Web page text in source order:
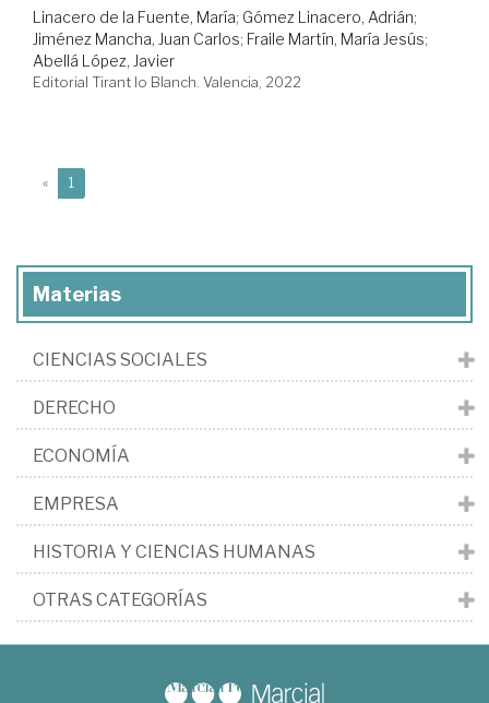
Linacero de la Fuente, María; Gómez Linacero, Adrián;
Jiménez Mancha, Juan Carlos; Fraile Martín, María Jesús;
Abellá López, Javier
Editorial Tirant lo Blanch. Valencia, 2022
« 1
Materias
CIENCIAS SOCIALES
DERECHO
ECONOMÍA
EMPRESA
HISTORIA Y CIENCIAS HUMANAS
OTRAS CATEGORÍAS